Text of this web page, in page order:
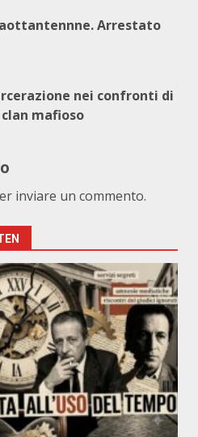
Arrestato
nei confronti di
mafioso
inviare un commento.